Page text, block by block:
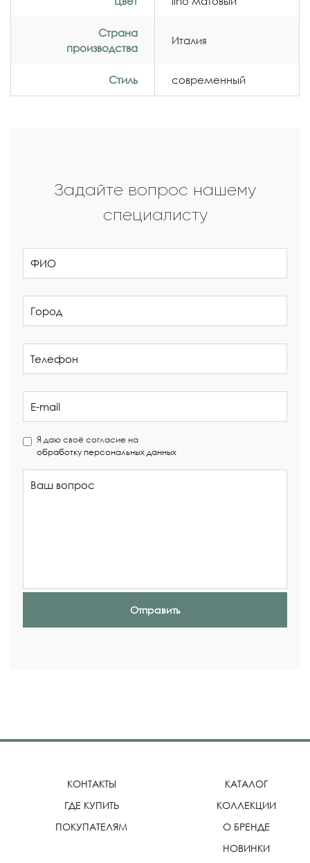
Страна
производства
Италия
Стиль современный
Задайте вопрос нашему
специалисту
Я даю своё согласие на
обработку персональных данных
Отправить
КОНТАКТЫ
ГДЕ КУПИТЬ
ПОКУПАТЕЛЯМ
КАТАЛОГ
КОЛЛЕКЦИИ
О БРЕНДЕ
НОВИНКИ